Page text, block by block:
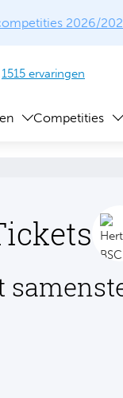
2026/
1515 ervaringen
Competities